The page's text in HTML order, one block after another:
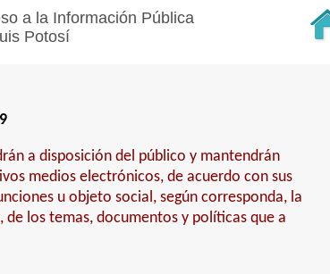
a la Información Pública
Potosí
a disposición del público y mantendrán
medios electrónicos, de acuerdo con sus
u objeto social, según corresponda, la
los temas, documentos y políticas que a